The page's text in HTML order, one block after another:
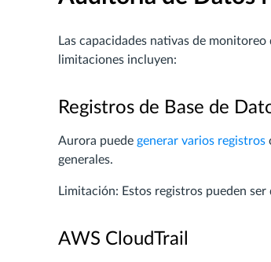
Las capacidades nativas de
limitaciones incluyen:
Registros de Base de
Aurora puede generar varios registros
generales.
Limitación: Estos registros pueden
AWS CloudTrail